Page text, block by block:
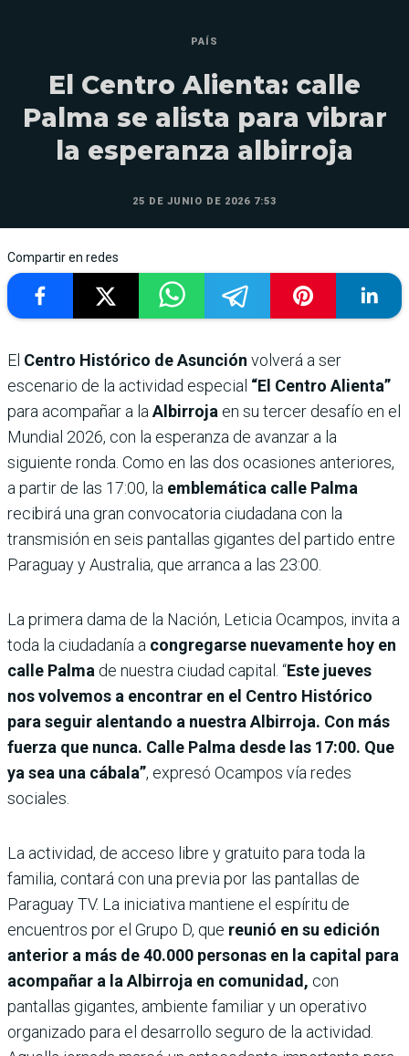
PAÍS
El Centro Alienta: calle
Palma se alista para vibrar
la esperanza albirroja
25 DE JUNIO DE 2026 7:53
Compartir en redes
El Centro Histórico de Asunción volverá a ser
escenario de la actividad especial “El Centro Alienta”
para acompañar a la Albirroja en su tercer desafío en el
Mundial 2026, con la esperanza de avanzar a la
siguiente ronda. Como en las dos ocasiones anteriores,
a partir de las 17:00, la emblemática calle Palma
recibirá una gran convocatoria ciudadana con la
transmisión en seis pantallas gigantes del partido entre
Paraguay y Australia, que arranca a las 23:00.
La primera dama de la Nación, Leticia Ocampos, invita a
toda la ciudadanía a congregarse nuevamente hoy en
calle Palma de nuestra ciudad capital. “Este jueves
nos volvemos a encontrar en el Centro Histórico
para seguir alentando a nuestra Albirroja. Con más
fuerza que nunca. Calle Palma desde las 17:00. Que
ya sea una cábala”, expresó Ocampos vía redes
sociales.
La actividad, de acceso libre y gratuito para toda la
familia, contará con una previa por las pantallas de
Paraguay TV. La iniciativa mantiene el espíritu de
encuentros por el Grupo D, que reunió en su edición
anterior a más de 40.000 personas en la capital para
acompañar a la Albirroja en comunidad, con
pantallas gigantes, ambiente familiar y un operativo
organizado para el desarrollo seguro de la actividad.